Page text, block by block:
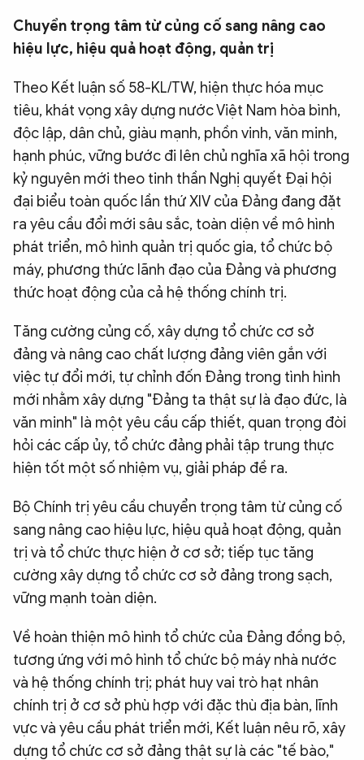
Chuyển trọng tâm từ củng cố sang nâng cao
hiệu lực, hiệu quả hoạt động, quản trị
Theo Kết luận số 58-KL/TW, hiện thực hóa mục
tiêu, khát vọng xây dựng nước Việt Nam hòa bình,
độc lập, dân chủ, giàu mạnh, phồn vinh, văn minh,
hạnh phúc, vững bước đi lên chủ nghĩa xã hội trong
kỷ nguyên mới theo tinh thần Nghị quyết Đại hội
đại biểu toàn quốc lần thứ XIV của Đảng đang đặt
ra yêu cầu đổi mới sâu sắc, toàn diện về mô hình
phát triển, mô hình quản trị quốc gia, tổ chức bộ
máy, phương thức lãnh đạo của Đảng và phương
thức hoạt động của cả hệ thống chính trị.
Tăng cường củng cố, xây dựng tổ chức cơ sở
đảng và nâng cao chất lượng đảng viên gắn với
việc tự đổi mới, tự chỉnh đốn Đảng trong tình hình
mới nhằm xây dựng "Đảng ta thật sự là đạo đức, là
văn minh" là một yêu cầu cấp thiết, quan trọng đòi
hỏi các cấp ủy, tổ chức đảng phải tập trung thực
hiện tốt một số nhiệm vụ, giải pháp đề ra.
Bộ Chính trị yêu cầu chuyển trọng tâm từ củng cố
sang nâng cao hiệu lực, hiệu quả hoạt động, quản
trị và tổ chức thực hiện ở cơ sở; tiếp tục tăng
cường xây dựng tổ chức cơ sở đảng trong sạch,
vững mạnh toàn diện.
Về hoàn thiện mô hình tổ chức của Đảng đồng bộ,
tương ứng với mô hình tổ chức bộ máy nhà nước
và hệ thống chính trị; phát huy vai trò hạt nhân
chính trị ở cơ sở phù hợp với đặc thù địa bàn, lĩnh
vực và yêu cầu phát triển mới, Kết luận nêu rõ, xây
dựng tổ chức cơ sở đảng thật sự là các "tế bào,"